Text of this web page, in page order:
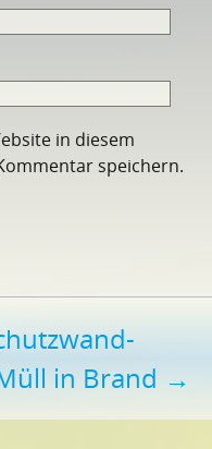
in diesem
speichern.
in Brand →